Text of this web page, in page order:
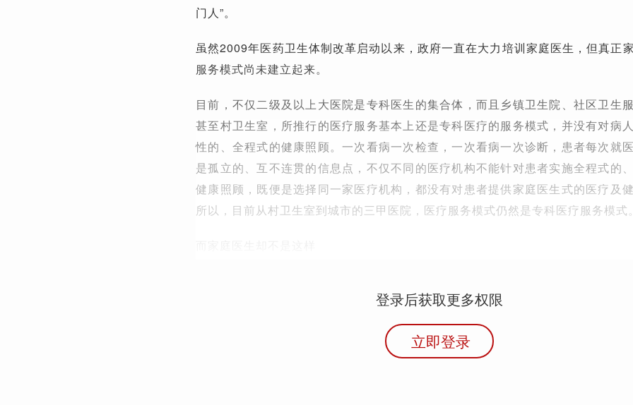
门人”。
虽然2009年医药卫生体制改革启动以来，政府一直在大力培训家庭医生，但真正
服务模式尚未建立起来。
目前，不仅二级及以上大医院是专科医生的集合体，而且乡镇卫生院、社区卫生
甚至村卫生室，所推行的医疗服务基本上还是专科医疗的服务模式，并没有对病
性的、全程式的健康照顾。一次看病一次检查，一次看病一次诊断，患者每次就
是孤立的、互不连贯的信息点，不仅不同的医疗机构不能针对患者实施全程式的
健康照顾，既便是选择同一家医疗机构，都没有对患者提供家庭医生式的医疗及
所以，目前从村卫生室到城市的三甲医院，医疗服务模式仍然是专科医疗服务模式
登录后获取更多权限
立即登录